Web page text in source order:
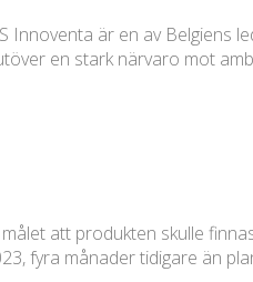
är en av Belgiens
en stark närvaro mot
att produkten skulle
fyra månader tidigare än